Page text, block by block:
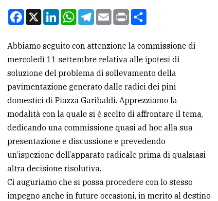
tua
CERCA
Cerca
per
comune
Ricerca
avanzata
LE
ALTRE
TESTATE
Facebook
X LinkedInWhatsApp
Telegram
EmailPrint
Abbiamo seguito con attenzione la commissione di
mercoledì 11 settembre relativa alle ipotesi di
soluzione del problema di sollevamento della
pavimentazione generato dalle radici dei pini
domestici di Piazza Garibaldi. Apprezziamo la
modalità con la quale si è scelto di affrontare il tema,
dedicando una commissione quasi ad hoc alla sua
presentazione e discussione e prevedendo
un’ispezione dell’apparato radicale prima di qualsiasi
altra decisione risolutiva.
Ci auguriamo che si possa procedere con lo stesso
impegno anche in future occasioni, in merito al destino